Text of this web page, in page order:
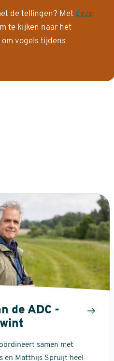
de tellingen? Met deze
te kijken naar het
vogels tijdens
de ADC -
samen met
en Matthijs Spruijt heel